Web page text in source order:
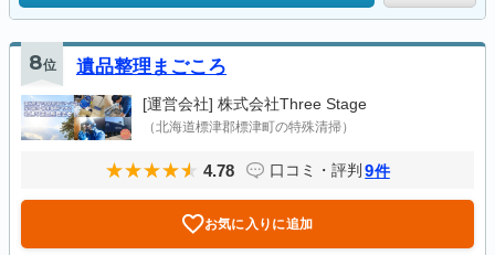
8位 遺品整理まごころ
[運営会社] 株式会社Three Stage
（北海道標津郡標津町の特殊清掃）
4.78 口コミ・評判 9件
お気に入りに追加